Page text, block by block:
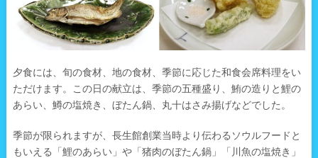
夕食には、旬の食材、地の食材、季節に応じた和食会席料理をい
ただけます。この日の献立は、季節の五種盛り、鮪の造りと鯉の
あらい、鱒の塩焼き、ぼたん鍋、丸十はさみ揚げなどでした。
季節が限られますが、長生館創業当時より伝わるソウルフードと
もいえる「鯉のあらい」や「猪肉のぼたん鍋」「川魚の塩焼き」